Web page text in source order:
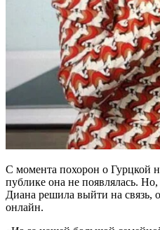
С момента похорон о Гурцкой
публике она не появлялась.
Диана решила выйти на связь,
онлайн.